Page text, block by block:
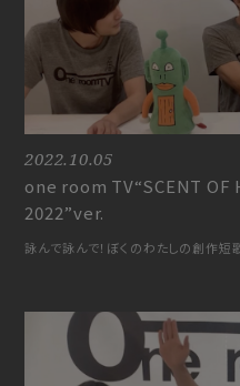
2022.10.05
one room TV“SCENT OF
2022”ver.
詠んで詠んで！ぼくのわたしの創作短